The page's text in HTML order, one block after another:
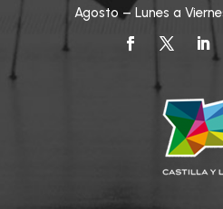
Agosto – Lunes a